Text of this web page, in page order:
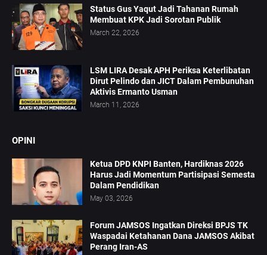
Status Gus Yaqut Jadi Tahanan Rumah
Membuat KPK Jadi Sorotan Publik
March 22, 2026
LSM LIRA Desak APH Periksa Keterlibatan
Dirut Pelindo dan JICT Dalam Pembunuhan
Aktivis Ermanto Usman
March 11, 2026
OPINI
Ketua DPD KNPI Banten, Hardiknas 2026
Harus Jadi Momentum Partisipasi Semesta
Dalam Pendidikan
May 03, 2026
Forum JAMSOS Ingatkan Direksi BPJS TK
Waspadai Ketahanan Dana JAMSOS Akibat
Perang Iran-AS